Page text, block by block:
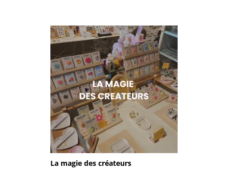
La magie des créateurs